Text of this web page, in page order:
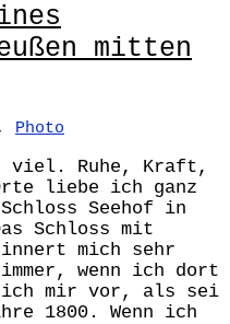
mitten
Photo
viel. Ruhe, Kraft,
liebe ich ganz
Seehof in
Schloss mit
mich sehr
wenn ich dort
ich mir vor, als sei
1800. Wenn ich